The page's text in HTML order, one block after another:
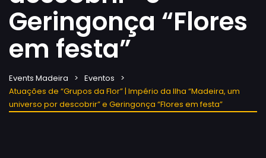
Geringonça “Flores
em festa”
Events Madeira
Eventos
Atuações de “Grupos da Flor” | Império da Ilha “Madeira, um
universo por descobrir” e Geringonça “Flores em festa”